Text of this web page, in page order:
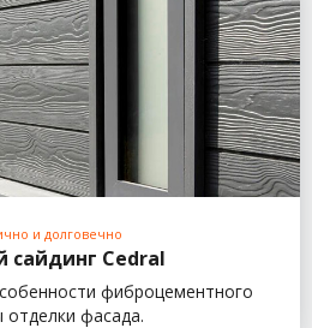
и долговечно
Cedral
фиброцементного
фасада.